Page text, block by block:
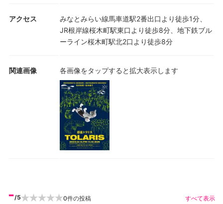
アクセス
みなとみらい線馬車道駅2番出口より徒歩1分、
JR根岸線桜木町駅東口より徒歩8分、地下鉄ブル
ーライン桜木町駅北2口より徒歩8分
関連画像 各画像をタップすると拡大表示します
-/5 0件の投稿 すべて表示